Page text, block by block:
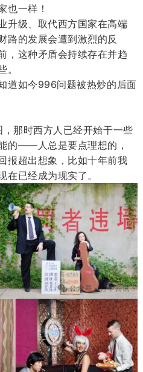
也一样！
升级、取代西方国家在高端
路的发展会遭到激烈的反
，这种矛盾会持续存在并趋
。
道如今996问题被热炒的后面
那时西方人已经开始干一些
的——人总是要点理想的，
报超出想象，比如十年前我
在已经成为现实了。